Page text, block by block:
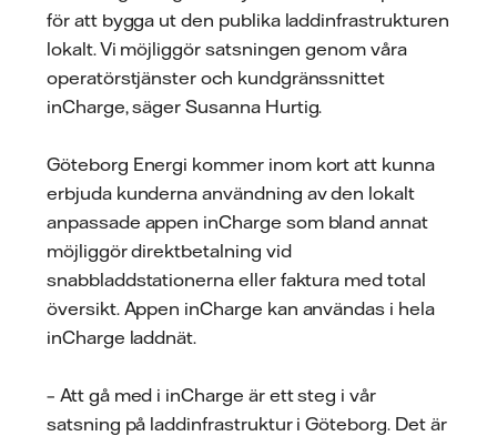
för att bygga ut den publika laddinfrastrukturen
lokalt. Vi möjliggör satsningen genom våra
operatörstjänster och kundgränssnittet
inCharge, säger Susanna Hurtig.
Göteborg Energi kommer inom kort att kunna
erbjuda kunderna användning av den lokalt
anpassade appen inCharge som bland annat
möjliggör direktbetalning vid
snabbladdstationerna eller faktura med total
översikt. Appen inCharge kan användas i hela
inCharge laddnät.
– Att gå med i inCharge är ett steg i vår
satsning på laddinfrastruktur i Göteborg. Det är